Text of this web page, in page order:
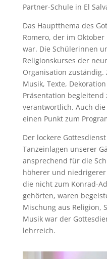
Partner-Schule in El
Das Hauptthema des
Romero, der im
war. Die Schülerinnen
Religionskurses der
Organisation
Musik, Texte,
Präsentation begleitend
verantwortlich. Auch
einen Punkt zum
Der lockere
Tanzeinlagen unserer
ansprechend für die
höherer und niedrigerer
die nicht zum Konrad-
gehörten, waren
Mischung aus Religion,
Musik war der
lehrreich.